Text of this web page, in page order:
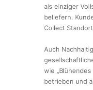
als einziger
beliefern.
Collect
Auch
wie
betrieben und